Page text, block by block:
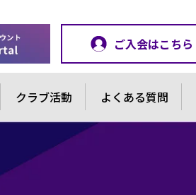
ご入会はこちら
クラブ活動 よくある質問